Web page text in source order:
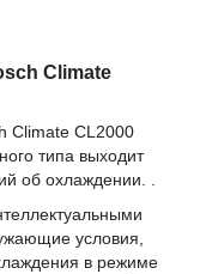
Climate
Climate CL2000
типа выходит
об охлаждении. .
условия,
в режиме